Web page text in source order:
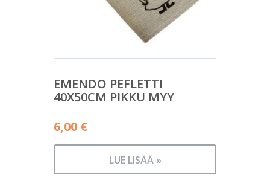
EMENDO PEFLETTI
40X50CM PIKKU MYY
6,00 €
LUE LISÄÄ »